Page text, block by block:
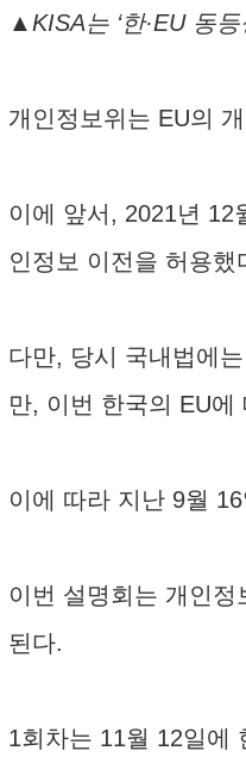
▲KISA는 ‘한·EU 동
개인정보위는 EU의
이에 앞서, 2021년 12
인정보 이전을 허용했
다만, 당시 국내법에
만, 이번 한국의 EU
이에 따라 지난 9월
이번 설명회는 개인
된다.
1회차는 11월 12일에